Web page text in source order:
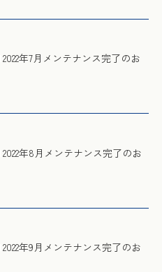
年7月メンテナンス完了のお
年8月メンテナンス完了のお
年9月メンテナンス完了のお